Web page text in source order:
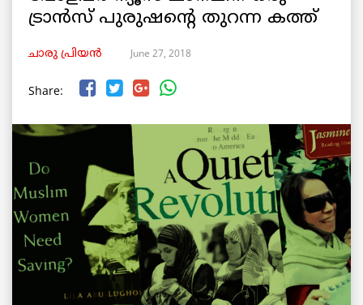
ട്രാൻസ് പുരുഷന്റെ തുറന്ന കത്ത്
ചാരു പ്രിയൻ June 27, 2018
Share: